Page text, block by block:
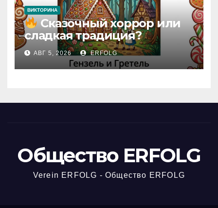
ВИКТОРИНА
Сказочный хоррор или
сладкая традиция?
Открываем секреты
вчерашней викторины!
АВГ 5, 2026 ERFOLG
Общество ERFOLG
Verein ERFOLG - Общество ERFOLG